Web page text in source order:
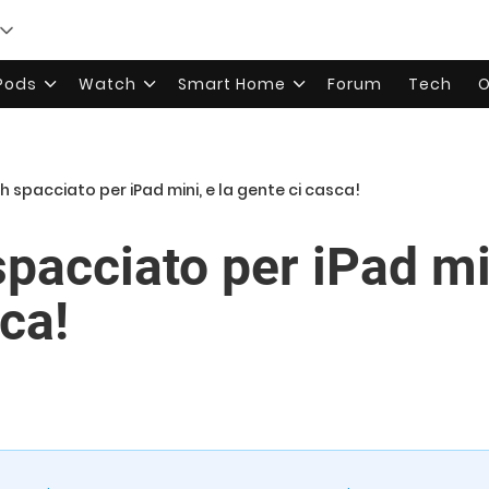
Watch Smart Home Forum Tech
spacciato per iPad mini, e la gente ci casca!
per iPad